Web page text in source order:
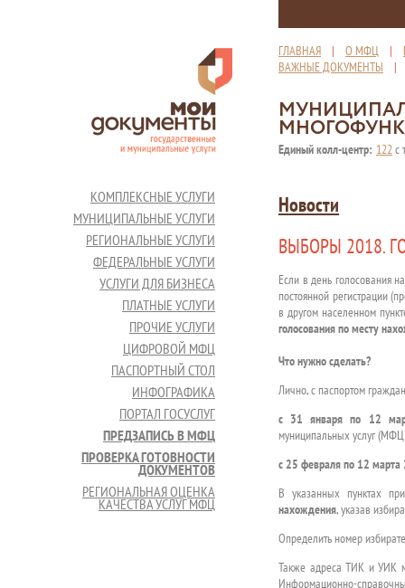
ГЛАВНАЯ | О МФЦ |
ВАЖНЫЕ ДОКУМЕНТЫ
Единый колл-центр: 122с
КОМПЛЕКСНЫЕ УСЛУГИ
МУНИЦИПАЛЬНЫЕ УСЛУГИ
РЕГИОНАЛЬНЫЕ УСЛУГИ
ФЕДЕРАЛЬНЫЕ УСЛУГИ
УСЛУГИ ДЛЯ БИЗНЕСА
ПЛАТНЫЕ УСЛУГИ
ПРОЧИЕ УСЛУГИ
ЦИФРОВОЙ МФЦ
ПАСПОРТНЫЙ СТОЛ
ИНФОГРАФИКА
ПОРТАЛ ГОСУСЛУГ
ПРЕДЗАПИСЬ В МФЦ
ПРОВЕРКА ГОТОВНОСТИ
ДОКУМЕНТОВ
РЕГИОНАЛЬНАЯ ОЦЕНКА
КАЧЕСТВА УСЛУГ МФЦ
Новости
ВЫБОРЫ 2018.
Если в день голосования
постоянной регистрации
в другом населенном
голосования по месту
Что нужно сделать?
Лично, с паспортом
с 31 января по 12
муниципальных услуг
с 25 февраля по 12 марта
В указанных пунктах
нахождения, указав
Определить номер
Также адреса ТИК и УИК
Информационно-